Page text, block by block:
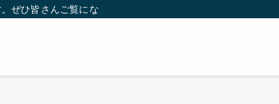
ぜひ皆さんご覧になっていってください。